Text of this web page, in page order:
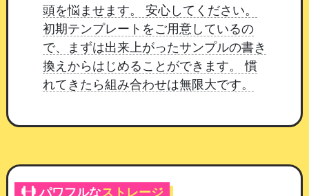
頭を悩ませます。 安心してください。
初期テンプレートをご用意しているの
で、まずは出来上がったサンプルの書き
換えからはじめることができます。 慣
れてきたら組み合わせは無限大です。
パワフルなストレージ